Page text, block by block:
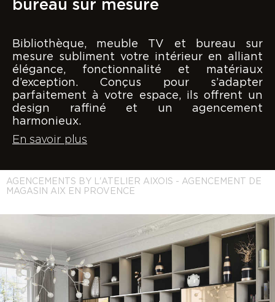
bureau sur mesure
Bibliothèque, meuble TV et bureau sur
mesure subliment votre intérieur en alliant
élégance, fonctionnalité et matériaux
d’exception. Conçus pour s’adapter
parfaitement à votre espace, ils offrent un
design raffiné et un agencement
harmonieux.
En savoir plus
AGENCEMENTS BY L'ATELIER AIXOIS - AGENCEMENT DE
MAGASIN AIX EN PROVENCE